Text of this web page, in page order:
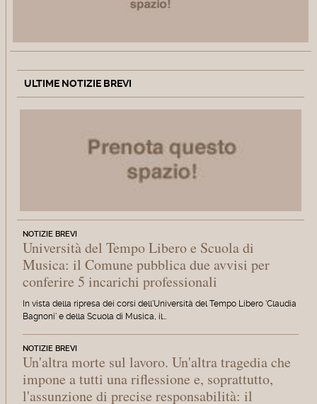
ULTIME NOTIZIE BREVI
NOTIZIE BREVI
Università del Tempo Libero e Scuola di
Musica: il Comune pubblica due avvisi per
conferire 5 incarichi professionali
In vista della ripresa dei corsi dell'Università del Tempo Libero 'Claudia
Bagnoni' e della Scuola di Musica, il…
NOTIZIE BREVI
Un'altra morte sul lavoro. Un'altra tragedia che
impone a tutti una riflessione e, soprattutto,
l'assunzione di precise responsabilità: il